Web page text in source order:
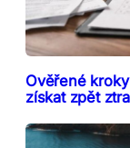
Ověřené
získat zpět